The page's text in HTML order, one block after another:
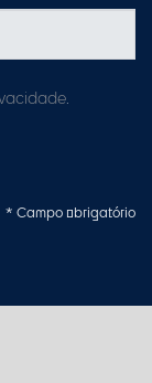
.
* Campo obrigatório